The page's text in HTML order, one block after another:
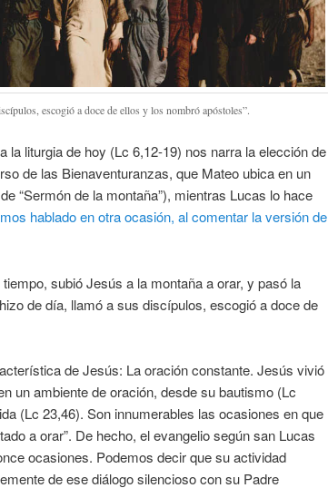
escogió a doce de ellos y los nombró apóstoles”.
la liturgia de hoy (Lc 6,12-19) nos narra la elección de
de las Bienaventuranzas, que Mateo ubica en un
“Sermón de la montaña”), mientras Lucas lo hace
hablado en otra ocasión, al comentar la versión de
subió Jesús a la montaña a orar, y pasó la
de día, llamó a sus discípulos, escogió a doce de
de Jesús: La oración constante. Jesús vivió
un ambiente de oración, desde su bautismo (Lc
(Lc 23,46). Son innumerables las ocasiones en que
a orar”. De hecho, el evangelio según san Lucas
ocasiones. Podemos decir que su actividad
de ese diálogo silencioso con su Padre